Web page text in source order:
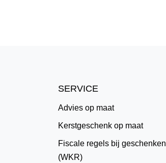
SERVICE
Advies op maat
Kerstgeschenk op maat
Fiscale regels bij geschenken
(WKR)